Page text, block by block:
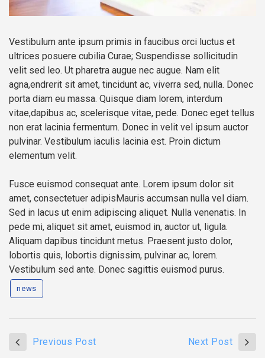
Vestibulum ante ipsum primis in faucibus orci luctus et
ultrices posuere cubilia Curae; Suspendisse sollicitudin
velit sed leo. Ut pharetra augue nec augue. Nam elit
agna,endrerit sit amet, tincidunt ac, viverra sed, nulla. Donec
porta diam eu massa. Quisque diam lorem, interdum
vitae,dapibus ac, scelerisque vitae, pede. Donec eget tellus
non erat lacinia fermentum. Donec in velit vel ipsum auctor
pulvinar. Vestibulum iaculis lacinia est. Proin dictum
elementum velit.
Fusce euismod consequat ante. Lorem ipsum dolor sit
amet, consectetuer adipisMauris accumsan nulla vel diam.
Sed in lacus ut enim adipiscing aliquet. Nulla venenatis. In
pede mi, aliquet sit amet, euismod in, auctor ut, ligula.
Aliquam dapibus tincidunt metus. Praesent justo dolor,
lobortis quis, lobortis dignissim, pulvinar ac, lorem.
Vestibulum sed ante. Donec sagittis euismod purus.
news
Previous Post Next Post